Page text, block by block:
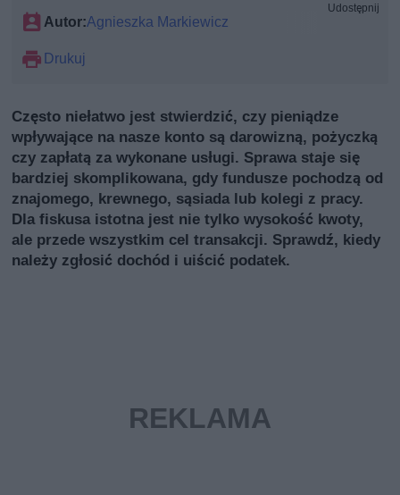
Autor:Agnieszka Markiewicz
Drukuj
Udostępnij
Często niełatwo jest stwierdzić, czy pieniądze
wpływające na nasze konto są darowizną, pożyczką
czy zapłatą za wykonane usługi. Sprawa staje się
bardziej skomplikowana, gdy fundusze pochodzą od
znajomego, krewnego, sąsiada lub kolegi z pracy.
Dla fiskusa istotna jest nie tylko wysokość kwoty,
ale przede wszystkim cel transakcji. Sprawdź, kiedy
należy zgłosić dochód i uiścić podatek.